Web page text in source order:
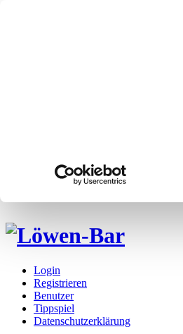
Login
Registrieren
Benutzer
Tippspiel
Datenschutzerklärung